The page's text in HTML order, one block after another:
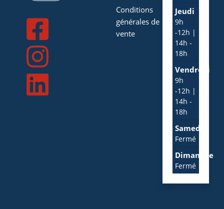
Conditions
générales de
vente
Jeudi
9h
-12h |
14h -
18h
Vendredi
9h
-12h |
14h -
18h
Samedi
Fermé
Dimanche
Fermé